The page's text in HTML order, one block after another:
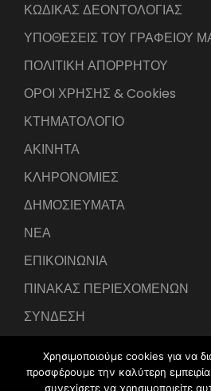
ΚΩΔΙΚΑΣ ΔΕΟΝΤΟΛΟΓΙΑΣ
ΥΠΟΘΕΣΕΙΣ ΤΟΥ ΓΡΑΦΕΙΟΥ
ΠΟΛΙΤΙΚΗ ΑΠΟΡΡΗΤΟΥ
ΟΡΟΙ ΧΡΗΣΗΣ & Cookies
ΚΤΗΜΑΤΟΛΟΓΙΟ
ΑΚΙΝΗΤΑ
ΚΛΗΡΟΝΟΜΙΕΣ
ΔΗΜΟΣΙΕΥΜΑΤΑ
ΝΕΑ
ΕΠΙΚΟΙΝΩΝΙΑ
ΠΙΝΑΚΑΣ ΠΕΡΙΕΧΟΜΕΝΩΝ
ΣΥΝΔΕΣΗ
Χρησιμοποιούμε cookies για να
προσφέρουμε την καλύτερη
συνεχίσετε να χρησιμοποιείτε